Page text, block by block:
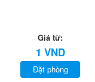
Giá từ:
1 VND
Đặt phòng